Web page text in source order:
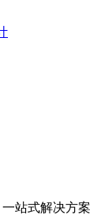
一站式解决方案